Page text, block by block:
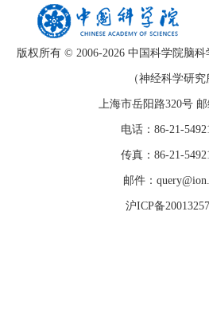
版权所有 © 2006-2026 中国科学院脑
（神经科学研究
上海市岳阳路320号 邮
电话：86-21-
传真：86-21-
邮件：
沪ICP备